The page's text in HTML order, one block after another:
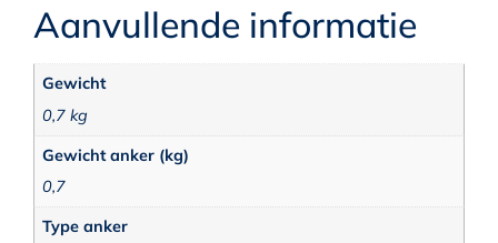
Aanvullende informatie
Gewicht
0,7 kg
Gewicht anker (kg)
0,7
Type anker